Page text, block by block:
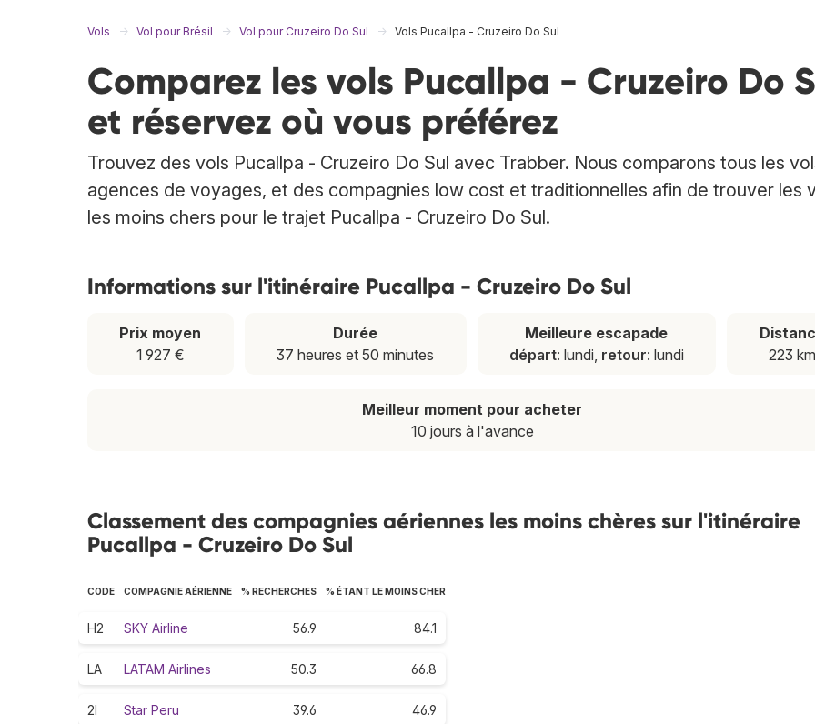
Vols Vol pour Brésil Vol pour Cruzeiro Do Sul Vols Pucallpa - Cruzeiro Do Sul
Comparez les vols Pucallpa - Cruzeiro Do
et réservez où vous préférez
Trouvez des vols Pucallpa - Cruzeiro Do Sul avec Trabber. Nous comparons tous les
agences de voyages, et des compagnies low cost et traditionnelles afin de trouver les
les moins chers pour le trajet Pucallpa - Cruzeiro Do Sul.
Informations sur l'itinéraire Pucallpa - Cruzeiro Do Sul
Prix moyen
1 927 €
Durée
37 heures et 50 minutes
Meilleure escapade
départ: lundi, retour: lundi
223 km
Meilleur moment pour acheter
10 jours à l'avance
Classement des compagnies aériennes les moins chères sur l'itinéraire
Pucallpa - Cruzeiro Do Sul
CODE COMPAGNIE AÉRIENNE % RECHERCHES % ÉTANT LE MOINS CHER
H2 SKY Airline 56.9 84.1
LA LATAM Airlines 50.3 66.8
2I Star Peru 39.6 46.9